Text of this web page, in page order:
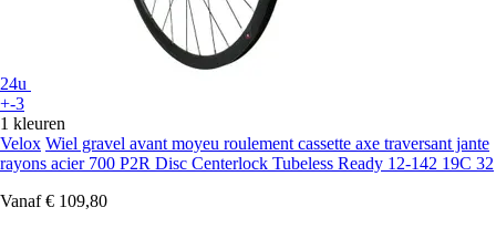
24u
+-3
1 kleuren
Velox Wiel gravel avant moyeu roulement cassette axe traversant jante
rayons acier 700 P2R Disc Centerlock Tubeless Ready 12-142 19C 32
Vanaf € 109,80